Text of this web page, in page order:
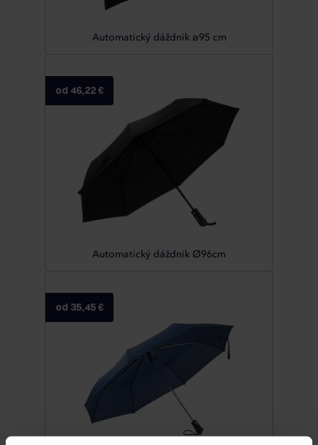
Automatický dáždnik ø95 cm
od 46,22 €
Automatický dáždnik Ø96cm
od 35,45 €